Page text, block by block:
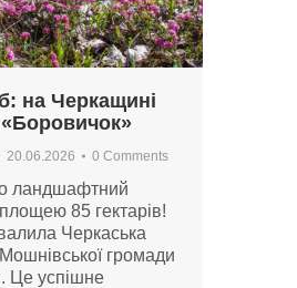
на Черкащині
20.06.2026 0 Comments
ландшафтний
85 гектарів!
Черкаська
громади
Це успішне